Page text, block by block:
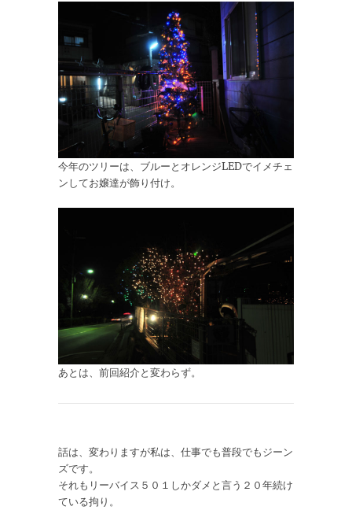
今年のツリーは、ブルーとオレンジLEDでイメチェ
ンしてお嬢達が飾り付け。
あとは、前回紹介と変わらず。
話は、変わりますが私は、仕事でも普段でもジーン
ズです。
それもリーバイス５０１しかダメと言う２０年続け
ている拘り。